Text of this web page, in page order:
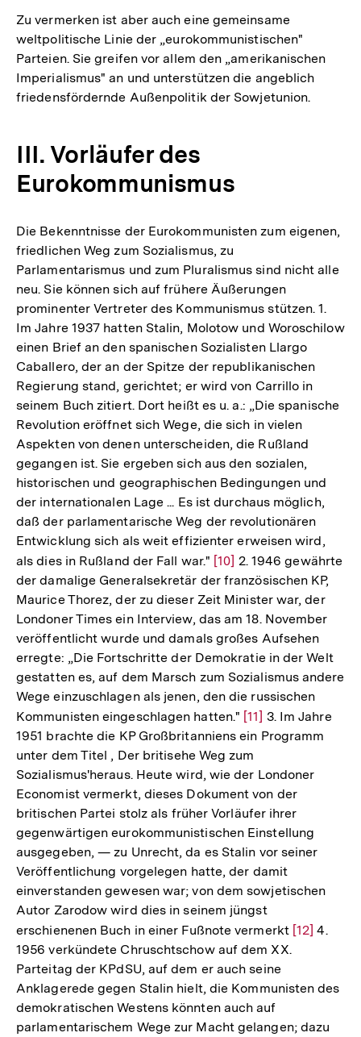
der
Fußnote
Zu vermerken ist aber auch eine gemeinsame
weltpolitische Linie der „eurokommunistischen"
Parteien. Sie greifen vor allem den „amerikanischen
Imperialismus" an und unterstützen die angeblich
friedensfördernde Außenpolitik der Sowjetunion.
III. Vorläufer des
Eurokommunismus
Die Bekenntnisse der Eurokommunisten zum eigenen,
friedlichen Weg zum Sozialismus, zu
Parlamentarismus und zum Pluralismus sind nicht alle
neu. Sie können sich auf frühere Äußerungen
prominenter Vertreter des Kommunismus stützen. 1.
Im Jahre 1937 hatten Stalin, Molotow und Woroschilow
einen Brief an den spanischen Sozialisten Llargo
Caballero, der an der Spitze der republikanischen
Regierung stand, gerichtet; er wird von Carrillo in
seinem Buch zitiert. Dort heißt es u. a.: „Die spanische
Revolution eröffnet sich Wege, die sich in vielen
Aspekten von denen unterscheiden, die Rußland
gegangen ist. Sie ergeben sich aus den sozialen,
historischen und geographischen Bedingungen und
der internationalen Lage ... Es ist durchaus möglich,
daß der parlamentarische Weg der revolutionären
Entwicklung sich als weit effizienter erweisen wird,
als dies in Rußland der Fall war." Zur
Auflösung
der
Fußnote
[10] 2. 1946 gewährte
der damalige Generalsekretär der französischen KP,
Maurice Thorez, der zu dieser Zeit Minister war, der
Londoner Times ein Interview, das am 18. November
veröffentlicht wurde und damals großes Aufsehen
erregte: „Die Fortschritte der Demokratie in der Welt
gestatten es, auf dem Marsch zum Sozialismus andere
Wege einzuschlagen als jenen, den die russischen
Kommunisten eingeschlagen hatten." Zur
Auflösung
der
Fußnote
[11] 3. Im Jahre
1951 brachte die KP Großbritanniens ein Programm
unter dem Titel , Der britisehe Weg zum
Sozialismus'heraus. Heute wird, wie der Londoner
Economist vermerkt, dieses Dokument von der
britischen Partei stolz als früher Vorläufer ihrer
gegenwärtigen eurokommunistischen Einstellung
ausgegeben, — zu Unrecht, da es Stalin vor seiner
Veröffentlichung vorgelegen hatte, der damit
einverstanden gewesen war; von dem sowjetischen
Autor Zarodow wird dies in seinem jüngst
erschienenen Buch in einer Fußnote vermerkt Zur
Fußnote
[12] 4.
1956 verkündete Chruschtschow auf dem XX.
Parteitag der KPdSU, auf dem er auch seine
Anklagerede gegen Stalin hielt, die Kommunisten des
demokratischen Westens könnten auch auf
parlamentarischem Wege zur Macht gelangen; dazu